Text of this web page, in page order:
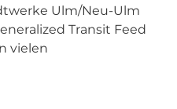
Ulm/Neu-Ulm
Transit Feed
vielen